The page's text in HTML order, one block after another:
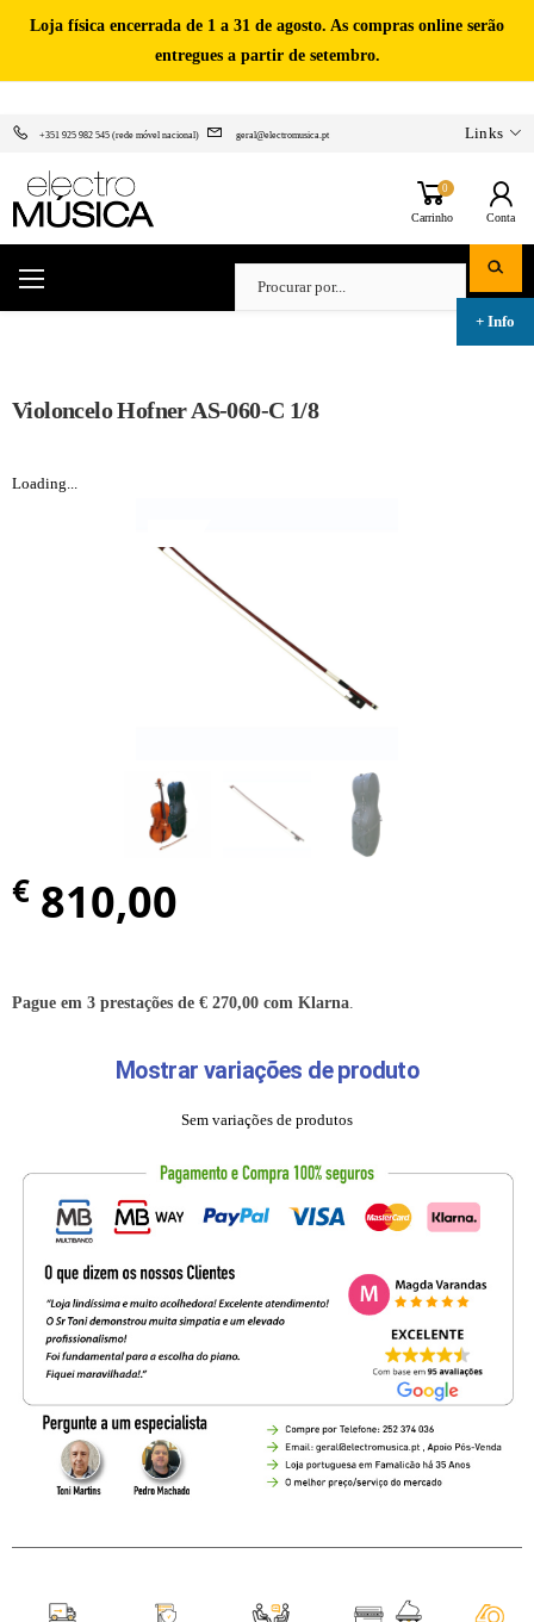
Loja física encerrada de 1 a 31 de agosto. As compras online serão
entregues a partir de setembro.
+351 925 982 545 (rede móvel nacional) geral@electromusica.pt Links
0
Carrinho Conta
Violoncelo Hofner AS-060-C 1/8
Loading...
€ 810,00
Pague em 3 prestações de € 270,00 com Klarna.
Mostrar variações de produto
Sem variações de produtos